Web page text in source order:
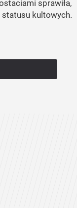
sprawiła,
statusu kultowych.